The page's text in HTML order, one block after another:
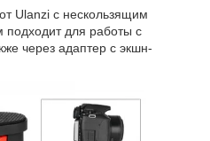
Ulanzi с нескользящим
для работы с
через адаптер с экшн-